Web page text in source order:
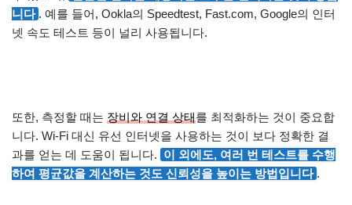
니다 . 예를 들어, Ookla의 Speedtest, Fast.com, Google의 인터
넷 속도 테스트 등이 널리 사용됩니다.
또한, 측정할 때는 장비와 연결 상태를 최적화하는 것이 중요합
니다. Wi-Fi 대신 유선 인터넷을 사용하는 것이 보다 정확한 결
과를 얻는 데 도움이 됩니다. 이 외에도, 여러 번 테스트를 수행
하여 평균값을 계산하는 것도 신뢰성을 높이는 방법입니다 .